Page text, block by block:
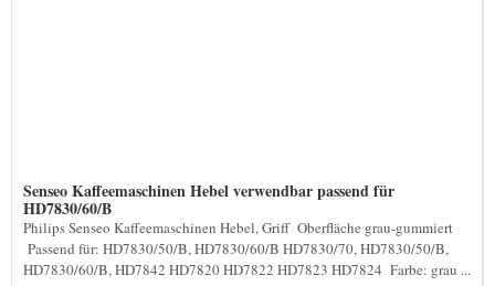
Senseo Kaffeemaschinen Hebel verwendbar passend für
HD7830/60/B
Philips Senseo Kaffeemaschinen Hebel, Griff Oberfläche grau-gummiert
Passend für: HD7830/50/B, HD7830/60/B HD7830/70, HD7830/50/B,
HD7830/60/B, HD7842 HD7820 HD7822 HD7823 HD7824 Farbe: grau ...